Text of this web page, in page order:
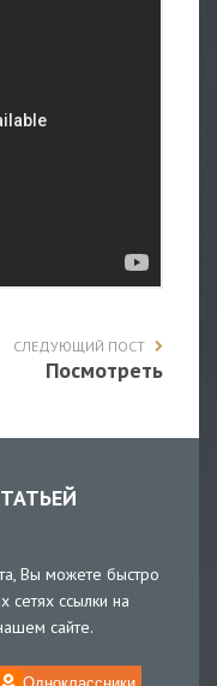
СЛЕДУЮЩИЙ ПОСТ
Посмотреть
Вы можете быстро
сетях ссылки на
сайте.